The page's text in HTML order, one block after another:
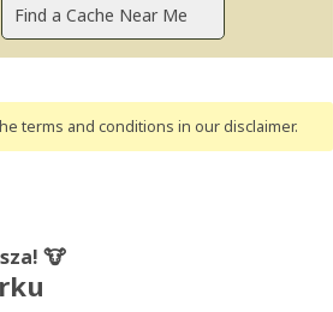
terms and conditions in our disclaimer.
🐮